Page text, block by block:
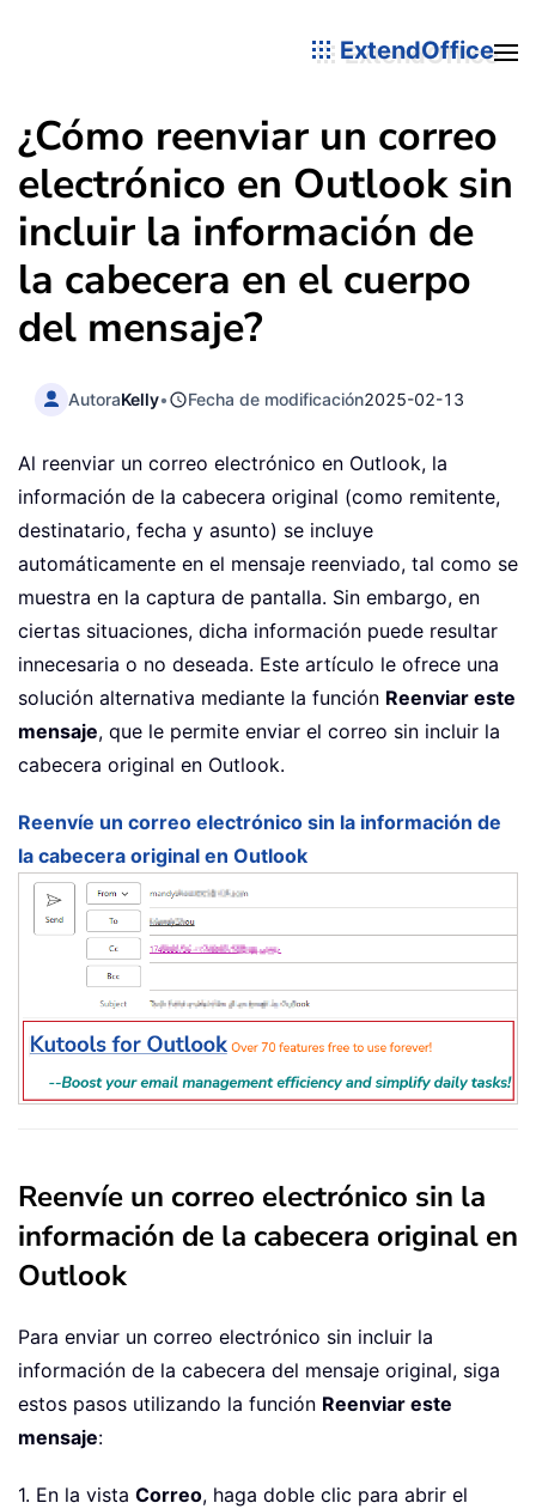
ExtendOffice
¿Cómo reenviar un correo
electrónico en Outlook sin
incluir la información de
la cabecera en el cuerpo
del mensaje?
AutoraKelly• Fecha de modificación2025-02-13
Al reenviar un correo electrónico en Outlook, la
información de la cabecera original (como remitente,
destinatario, fecha y asunto) se incluye
automáticamente en el mensaje reenviado, tal como se
muestra en la captura de pantalla. Sin embargo, en
ciertas situaciones, dicha información puede resultar
innecesaria o no deseada. Este artículo le ofrece una
solución alternativa mediante la función Reenviar este
mensaje, que le permite enviar el correo sin incluir la
cabecera original en Outlook.
Reenvíe un correo electrónico sin la información de
la cabecera original en Outlook
Reenvíe un correo electrónico sin la
información de la cabecera original en
Outlook
Para enviar un correo electrónico sin incluir la
información de la cabecera del mensaje original, siga
estos pasos utilizando la función Reenviar este
mensaje:
1. En la vista Correo, haga doble clic para abrir el